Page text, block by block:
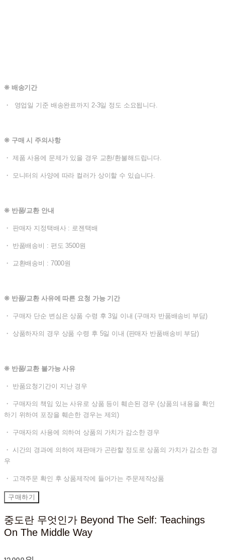
❊ 배송기간
・ 영업일 기준 배송완료까지 2-3일 정도 소요됩니다.
❊ 구매 시 주의사항
・ 제품 사용에 문제가 있을 경우 교환/환불해드립니다.
・ 모니터의 사양에 따라 컬러가 상이할 수 있습니다.
❊ 반품/교환 안내
・ 판매자 지정택배사 : 로젠택배
・ 반품배송비 : 편도 3500원
・ 교환배송비 : 7000원
❊ 반품/교환 사유에 따른 요청 가능 기간
・ 구매자 단순 변심은 상품 수령 후 3일 이내 (구매자 반품배송비 부담)
・ 상품하자의 경우 상품 수령 후 5일 이내 (판매자 반품배송비 부담)
❊ 반품/교환 불가능 사유
・ 반품요청기간이 지난 경우
・ 구매자의 책임 있는 사유로 상품 등이 훼손된 경우 (상품의 내용을 확인
하기 위하여 포장을 훼손한 경우는 제외)
・ 구매자의 사용에 의하여 상품의 가치가 감소한 경우
・ 시간의 경과에 의하여 재판매가 곤란할 정도로 상품의 가치가 감소한 경
우
・ 고객주문 확인 후 상품제작에 들어가는 주문제작상품
구매하기
중도란 무엇인가 Beyond The Self: Teachings
On The Middle Way